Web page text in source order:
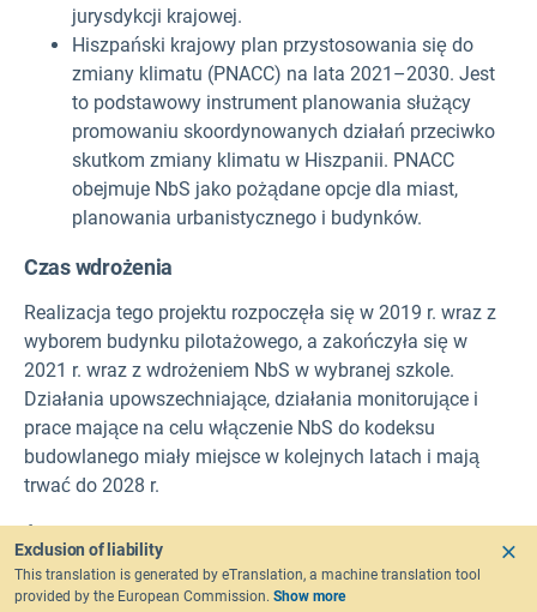
jurysdykcji krajowej.
Hiszpański krajowy plan przystosowania się do
zmiany klimatu (PNACC) na lata 2021–2030. Jest
to podstawowy instrument planowania służący
promowaniu skoordynowanych działań przeciwko
skutkom zmiany klimatu w Hiszpanii. PNACC
obejmuje NbS jako pożądane opcje dla miast,
planowania urbanistycznego i budynków.
Czas wdrożenia
Realizacja tego projektu rozpoczęła się w 2019 r. wraz z
wyborem budynku pilotażowego, a zakończyła się w
2021 r. wraz z wdrożeniem NbS w wybranej szkole.
Działania upowszechniające, działania monitorujące i
prace mające na celu włączenie NbS do kodeksu
budowlanego miały miejsce w kolejnych latach i mają
trwać do 2028 r.
Budynek pilotażowy jest utrzymywany przez Radę
Exclusion of liability
This translation is generated by eTranslation, a machine translation tool
provided by the European Commission. Show more